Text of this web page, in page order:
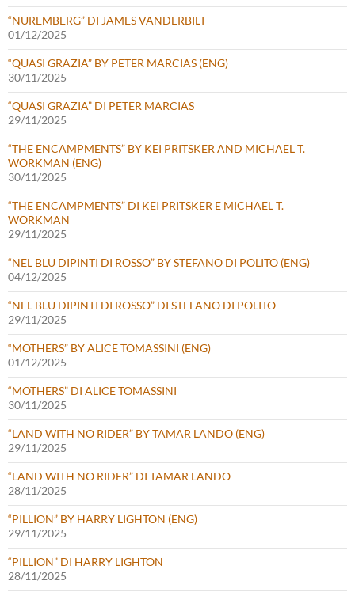
“NUREMBERG” DI JAMES VANDERBILT
01/12/2025
“QUASI GRAZIA” BY PETER MARCIAS (ENG)
30/11/2025
“QUASI GRAZIA” DI PETER MARCIAS
29/11/2025
“THE ENCAMPMENTS” BY KEI PRITSKER AND MICHAEL T.
WORKMAN (ENG)
30/11/2025
“THE ENCAMPMENTS” DI KEI PRITSKER E MICHAEL T.
WORKMAN
29/11/2025
“NEL BLU DIPINTI DI ROSSO” BY STEFANO DI POLITO (ENG)
04/12/2025
“NEL BLU DIPINTI DI ROSSO” DI STEFANO DI POLITO
29/11/2025
“MOTHERS” BY ALICE TOMASSINI (ENG)
01/12/2025
“MOTHERS” DI ALICE TOMASSINI
30/11/2025
“LAND WITH NO RIDER” BY TAMAR LANDO (ENG)
29/11/2025
“LAND WITH NO RIDER” DI TAMAR LANDO
28/11/2025
“PILLION” BY HARRY LIGHTON (ENG)
29/11/2025
“PILLION” DI HARRY LIGHTON
28/11/2025